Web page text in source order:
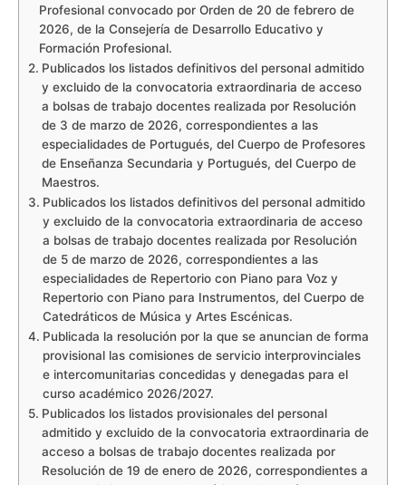
Profesional convocado por Orden de 20 de febrero de
2026, de la Consejería de Desarrollo Educativo y
Formación Profesional.
Publicados los listados definitivos del personal admitido
y excluido de la convocatoria extraordinaria de acceso
a bolsas de trabajo docentes realizada por Resolución
de 3 de marzo de 2026, correspondientes a las
especialidades de Portugués, del Cuerpo de Profesores
de Enseñanza Secundaria y Portugués, del Cuerpo de
Maestros.
Publicados los listados definitivos del personal admitido
y excluido de la convocatoria extraordinaria de acceso
a bolsas de trabajo docentes realizada por Resolución
de 5 de marzo de 2026, correspondientes a las
especialidades de Repertorio con Piano para Voz y
Repertorio con Piano para Instrumentos, del Cuerpo de
Catedráticos de Música y Artes Escénicas.
Publicada la resolución por la que se anuncian de forma
provisional las comisiones de servicio interprovinciales
e intercomunitarias concedidas y denegadas para el
curso académico 2026/2027.
Publicados los listados provisionales del personal
admitido y excluido de la convocatoria extraordinaria de
acceso a bolsas de trabajo docentes realizada por
Resolución de 19 de enero de 2026, correspondientes a